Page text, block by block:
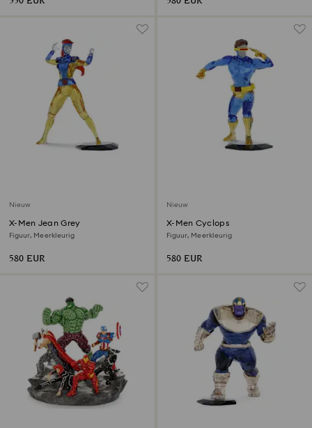
Nieuw
X-Men Jean Grey
Figuur, Meerkleurig
580 EUR
Nieuw
X-Men Cyclops
Figuur, Meerkleurig
580 EUR